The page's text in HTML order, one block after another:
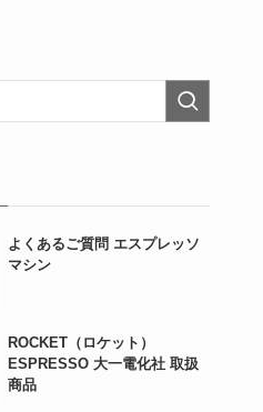
よくあるご質問 エスプレッソ
マシン
ROCKET（ロケット）
ESPRESSO 大一電化社 取扱
商品